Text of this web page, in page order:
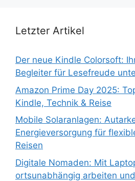
Letzter Artikel
Der neue Kindle Colorsoft:
Begleiter für Lesefreude
Amazon Prime Day 2025:
Kindle, Technik & Reise
Mobile Solaranlagen:
Energieversorgung für
Reisen
Digitale Nomaden: Mit
ortsunabhängig arbeiten